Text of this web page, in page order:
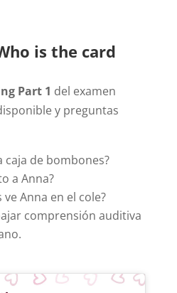
is the card
Part 1 del examen
y preguntas
caja de bombones?
a Anna?
Anna en el cole?
comprensión auditiva